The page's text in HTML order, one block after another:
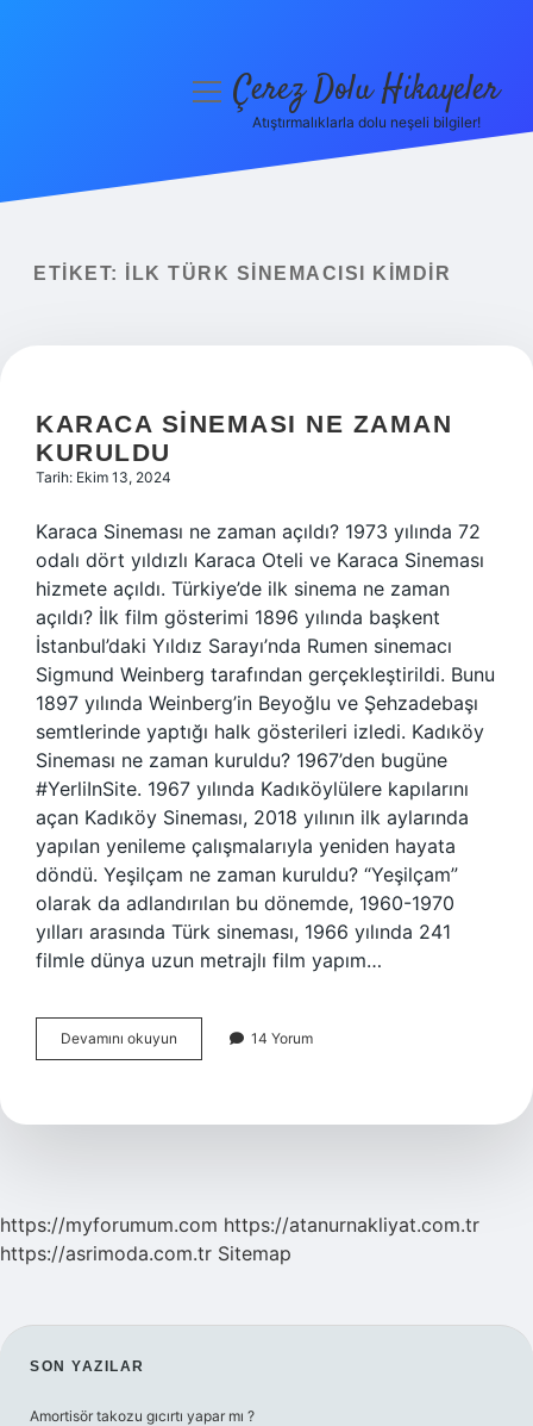
Yasal Uyarı
menüyüÇerez Dolu Hikayeler
Atıştırmalıklarla dolu neşeli bilgiler!
ETIKET: İLK TÜRK SINEMACISI KIMDIR
KARACA SINEMASI NE ZAMAN
KURULDU
Tarih: Ekim 13, 2024
Karaca Sineması ne zaman açıldı? 1973 yılında 72
odalı dört yıldızlı Karaca Oteli ve Karaca Sineması
hizmete açıldı. Türkiye’de ilk sinema ne zaman
açıldı? İlk film gösterimi 1896 yılında başkent
İstanbul’daki Yıldız Sarayı’nda Rumen sinemacı
Sigmund Weinberg tarafından gerçekleştirildi. Bunu
1897 yılında Weinberg’in Beyoğlu ve Şehzadebaşı
semtlerinde yaptığı halk gösterileri izledi. Kadıköy
Sineması ne zaman kuruldu? 1967’den bugüne
#YerliInSite. 1967 yılında Kadıköylülere kapılarını
açan Kadıköy Sineması, 2018 yılının ilk aylarında
yapılan yenileme çalışmalarıyla yeniden hayata
döndü. Yeşilçam ne zaman kuruldu? “Yeşilçam”
olarak da adlandırılan bu dönemde, 1960-1970
yılları arasında Türk sineması, 1966 yılında 241
filmle dünya uzun metrajlı film yapım…
Devamını okuyun
Sineması
Kuruldu
14 Yorum
https://myforumum.com https://atanurnakliyat.com.tr
https://asrimoda.com.tr Sitemap
SIDEBAR
SON YAZILAR
Amortisör takozu gıcırtı yapar mı ?